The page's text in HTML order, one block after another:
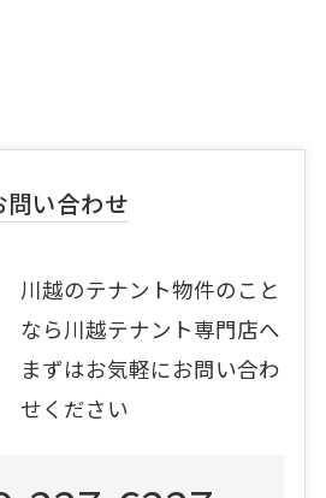
問い合わせ
川越のテナント物件のこと
なら川越テナント専門店へ
まずはお気軽にお問い合わ
せください